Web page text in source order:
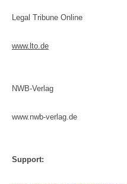
Legal Tribune Online
www.lto.de
NWB-Verlag
www.nwb-verlag.de
Support: